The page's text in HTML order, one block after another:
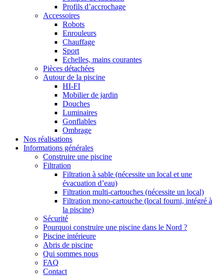
Profils d’accrochage
Accessoires
Robots
Enrouleurs
Chauffage
Sport
Echelles, mains courantes
Pièces détachées
Autour de la piscine
HI-FI
Mobilier de jardin
Douches
Luminaires
Gonflables
Ombrage
Nos réalisations
Informations générales
Construire une piscine
Filtration
Filtration à sable (nécessite un local et une
évacuation d’eau)
Filtration multi-cartouches (nécessite un local)
Filtration mono-cartouche (local fourni, intégré à
la piscine)
Sécurité
Pourquoi construire une piscine dans le Nord ?
Piscine intérieure
Abris de piscine
Qui sommes nous
FAQ
Contact